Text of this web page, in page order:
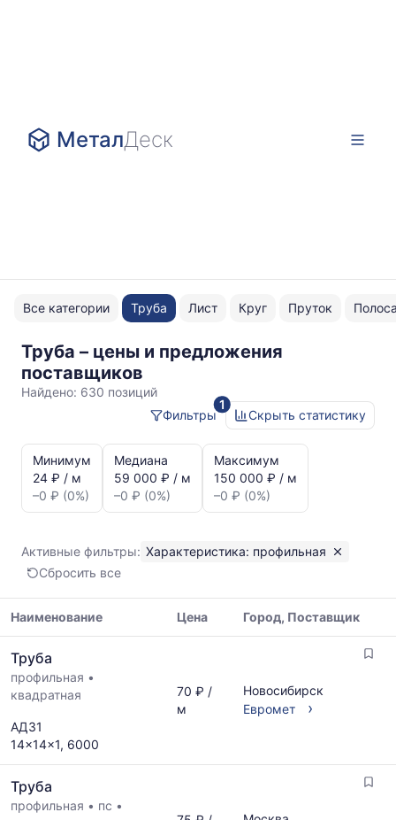
МеталДеск
Все категории Труба Лист Круг Пруток
Труба – цены и предложения
поставщиков
Найдено: 630 позиций
1
Фильтры
Скрыть статистику
динамика
цен:
Труба
Показаны
минимальная,
медианная
и
максимальная
данным
прайс-
листов
поставщиков
за
последний
Статистика
рассчитывается
Минимум
24 ₽ / м
–0 ₽ (0%)
Медиана
59 000 ₽ / м
–0 ₽ (0%)
Максимум
150 000 ₽ / м
–0 ₽ (0%)
Активные фильтры: Характеристика: профильная
Сбросить все
цен
на
металлопрокат
указанием
ГОСТ,
размеров
поставщиков
Наименование Цена Город, Поставщик
Труба
профильная •
квадратная
АД31
14x14x1, 6000
70 ₽ /
м
Новосибирск
Евромет
›
Труба
профильная • пс •